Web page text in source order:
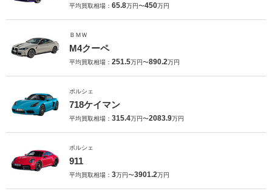
平均買取相場： 65.8万円〜450万円
ＢＭＷ
M4クーペ
平均買取相場： 251.5万円〜890.2万円
ポルシェ
718ケイマン
平均買取相場： 315.4万円〜2083.9万円
ポルシェ
911
平均買取相場： 3万円〜3901.2万円